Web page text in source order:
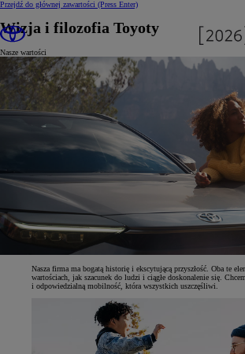
Przejdź do głównej zawartości (Press Enter)
Wizja i filozofia Toyoty
Nasze wartości
Nasza firma ma bogatą historię i ekscytującą przyszłość. Oba te
wartościach, jak szacunek do ludzi i ciągłe doskonalenie się.
i odpowiedzialną mobilność, która wszystkich uszczęśliwi.